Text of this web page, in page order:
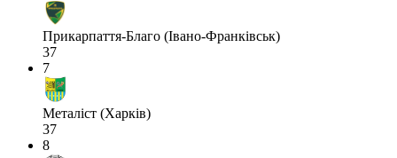
Прикарпаття-Благо (Івано-Франківськ)
37
7
Металіст (Харків)
37
8